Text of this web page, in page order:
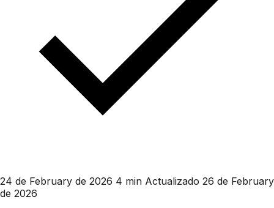
24 de February de 2026 4 min Actualizado 26 de February
de 2026